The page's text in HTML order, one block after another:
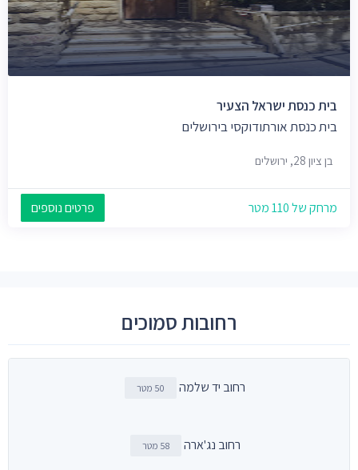
בית כנסת ישראל הצעיר
בית כנסת אורתודוקסי בירושלים
בן ציון 28, ירושלים
מרחק של 110 מטר פרטים נוספים
רחובות סמוכים
רחוב יד שלמה 50 מטר
רחוב נג'ארה 58 מטר